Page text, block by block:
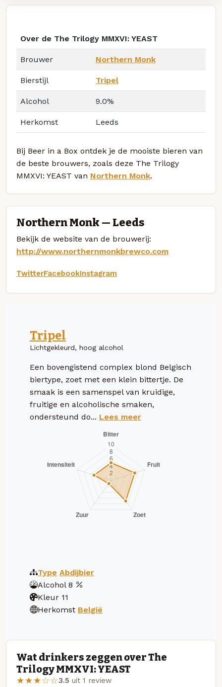
Over de The Trilogy MMXVI: YEAST
Brouwer Northern Monk
Bierstijl Tripel
Alcohol 9.0%
Herkomst Leeds
Bij Beer in a Box ontdek je de mooiste bieren van
de beste brouwers, zoals deze The Trilogy
MMXVI: YEAST van Northern Monk.
Northern Monk — Leeds
Bekijk de website van de brouwerij:
http://www.northernmonkbrewco.com
TwitterFacebookInstagram
Tripel
Lichtgekleurd, hoog alcohol
Een bovengistend complex blond Belgisch
biertype, zoet met een klein bittertje. De
smaak is een samenspel van kruidige,
fruitige en alcoholische smaken,
ondersteund do... Lees meer
Type Abdijbier
Alcohol 8
Kleur 11
Herkomst België
Wat drinkers zeggen over The
Trilogy MMXVI: YEAST
★★★☆☆3.5 uit 1 review